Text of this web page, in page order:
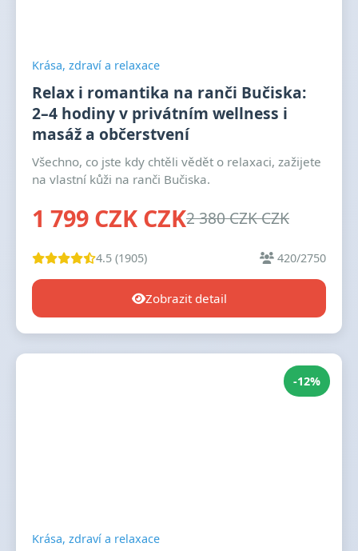
Krása, zdraví a relaxace
Relax i romantika na ranči Bučiska:
2–4 hodiny v privátním wellness i
masáž a občerstvení
Všechno, co jste kdy chtěli vědět o relaxaci, zažijete
na vlastní kůži na ranči Bučiska.
1 799 CZK CZK2 380 CZK CZK
4.5 (1905) 420/2750
Zobrazit detail
-12%
Krása, zdraví a relaxace